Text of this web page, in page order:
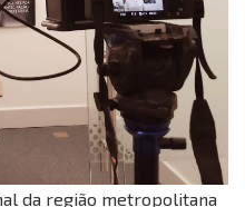
da região metropolitana